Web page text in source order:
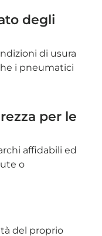
degli
di usura
i pneumatici
per le
affidabili ed
o
del proprio